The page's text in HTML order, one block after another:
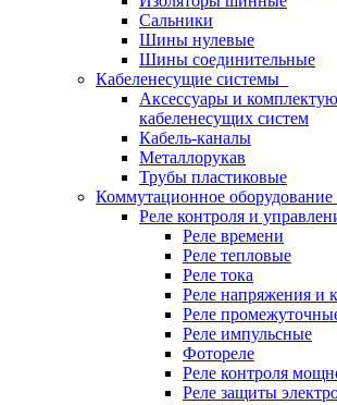
Сальники
Шины нулевые
Шины соединительные
Кабеленесущие системы
Аксессуары и
кабеленесущих систем
Кабель-каналы
Металлорукав
Трубы пластиковые
Коммутационное оборудование
Реле контроля и
Реле времени
Реле тепловые
Реле тока
Реле напряжения и
Реле
Реле импульсные
Фотореле
Реле контроля
Реле защиты